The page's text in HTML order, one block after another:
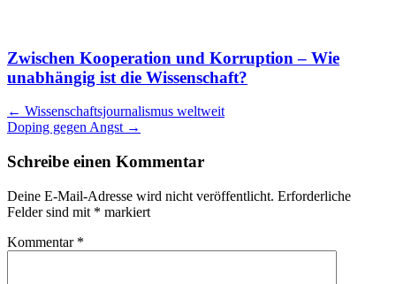
Zwischen Kooperation und Korruption – Wie
unabhängig ist die Wissenschaft?
Artikel
Navigation
← Wissenschaftsjournalismus weltweit
Doping gegen Angst →
Schreibe einen Kommentar
Deine E-Mail-Adresse wird nicht veröffentlicht. Erforderliche
Felder sind mit * markiert
Kommentar *